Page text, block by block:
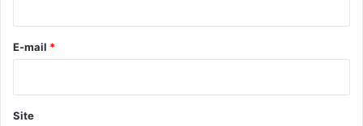
*
E-mail *
Site